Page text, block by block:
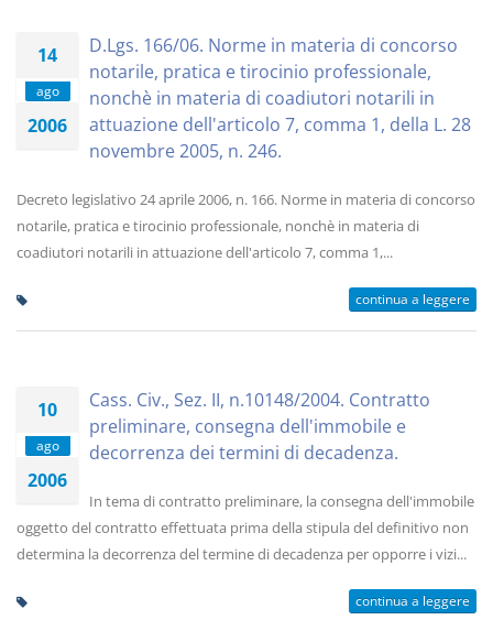
14
ago
2006
D.Lgs. 166/06. Norme in materia di concorso
notarile, pratica e tirocinio professionale,
nonchè in materia di coadiutori notarili in
attuazione dell'articolo 7, comma 1, della L. 28
novembre 2005, n. 246.
Decreto legislativo 24 aprile 2006, n. 166. Norme in materia di concorso
notarile, pratica e tirocinio professionale, nonchè in materia di
coadiutori notarili in attuazione dell'articolo 7, comma 1,...
continua a leggere
10
ago
2006
Cass. Civ., Sez. II, n.10148/2004. Contratto
preliminare, consegna dell'immobile e
decorrenza dei termini di decadenza.
In tema di contratto preliminare, la consegna dell'immobile
oggetto del contratto effettuata prima della stipula del definitivo non
determina la decorrenza del termine di decadenza per opporre i vizi...
continua a leggere